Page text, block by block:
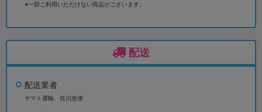
※一部ご利用いただけない商品がございます。
配送
配送業者
ヤマト運輸、佐川急便